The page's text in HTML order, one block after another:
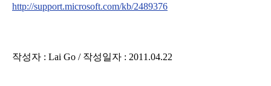
http://support.microsoft.com/kb/2489376
작성자 : Lai Go / 작성일자 : 2011.04.22